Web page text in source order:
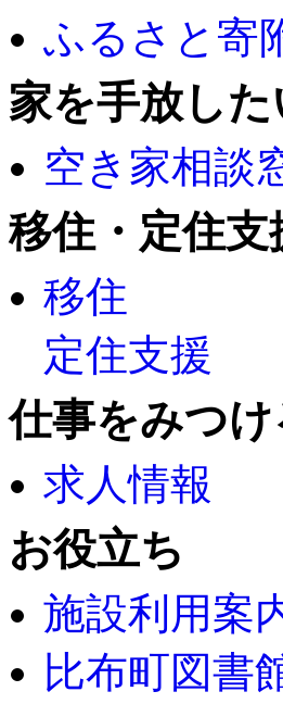
ふるさと寄
家を手放し
空き家相談
移住・定住支
移住
定住支援
仕事をみつけ
求人情報
お役立ち
施設利用案
比布町図書